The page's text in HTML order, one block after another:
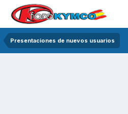
Presentaciones de nuevos usuarios